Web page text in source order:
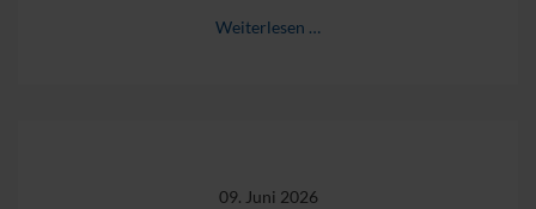
Weiterlesen …
09. Juni 2026